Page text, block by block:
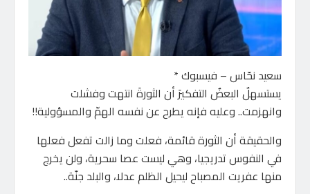
سعيد نحّاس – فيسبوك *
يستسهلٌ البعضٌ التفكيرَ أن الثورةَ انتهت وفشلت
وانهزمت.. وعليه فإنه يطرح عن نفسه الهمّ والمسؤولية!!
والحقيقة أن الثورة قائمة، فعلت وما زالت تفعل فعلها
في النفوس تدريجيا، وهي ليست عصا سحرية، ولن يخرج
منها عفريت المصباح ليحيل الظلم عدلا، والبلد جنّة..